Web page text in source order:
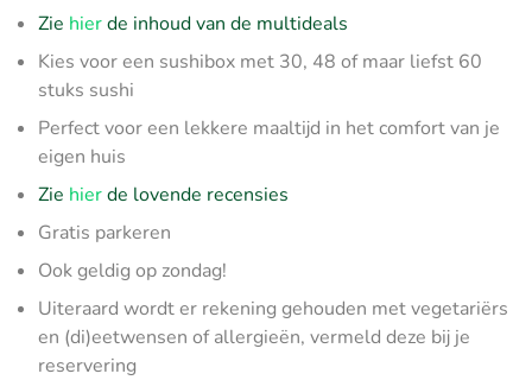
Zie hierde inhoud van de multideals
Kies voor een sushibox met 30, 48 of maar liefst 60
stuks sushi
Perfect voor een lekkere maaltijd in het comfort van je
eigen huis
Zie hierde lovende recensies
Gratis parkeren
Ook geldig op zondag!
Uiteraard wordt er rekening gehouden met vegetariërs
en (di)eetwensen of allergieën, vermeld deze bij je
reservering